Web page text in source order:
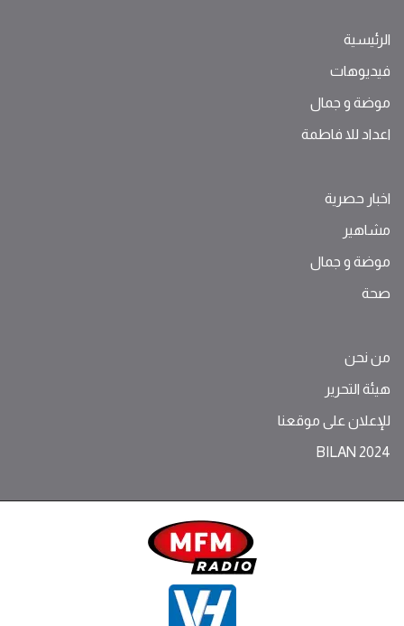
الرئيسية
فيديوهات
موضة ‫و‬ ‫‬‫جمال‬
اعداد للا فاطمة
اخبار حصرية
مشاهير
موضة ‫و‬ ‫‬‫جمال‬
صحة
من نحن
هيئة التحرير
للإعلان على موقعنا
BILAN 2024